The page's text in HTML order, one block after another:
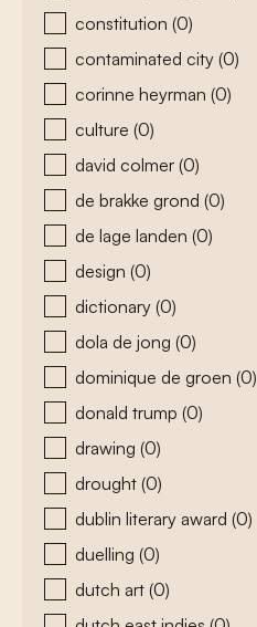
constitution (0)
contaminated city (0)
corinne heyrman (0)
culture (0)
david colmer (0)
de brakke grond (0)
de lage landen (0)
design (0)
dictionary (0)
dola de jong (0)
dominique de groen (0)
donald trump (0)
drawing (0)
drought (0)
dublin literary award (0)
duelling (0)
dutch art (0)